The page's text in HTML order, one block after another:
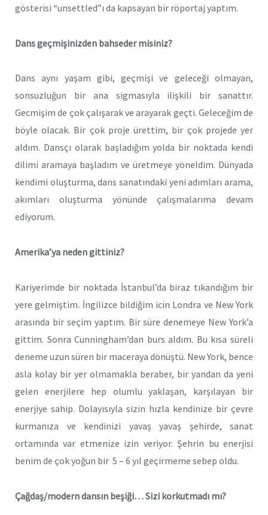
gösterisi “unsettled”ı da kapsayan bir röportaj yaptım.
Dans geçmişinizden bahseder misiniz?
Dans aynı yaşam gibi, geçmişi ve geleceği olmayan,
sonsuzluğun bir ana sigmasıyla ilişkili bir sanattır.
Gecmişim de çok çalışarak ve arayarak geçti. Geleceğim de
böyle olacak. Bir çok proje ürettim, bir çok projede yer
aldım. Dansçı olarak başladığım yolda bir noktada kendi
dilimi aramaya başladım ve üretmeye yöneldim. Dünyada
kendimi oluşturma, dans sanatındaki yeni adımları arama,
akımları oluşturma yönünde çalışmalarıma devam
ediyorum.
Amerika’ya neden gittiniz?
Kariyerimde bir noktada İstanbul’da biraz tıkandığım bir
yere gelmiştim. İngilizce bildiğim icin Londra ve New York
arasında bir seçim yaptım. Bir süre denemeye New York’a
gittim. Sonra Cunningham’dan burs aldım. Bu kısa süreli
deneme uzun süren bir maceraya dönüştü. New York, bence
asla kolay bir yer olmamakla beraber, bir yandan da yeni
gelen enerjilere hep olumlu yaklaşan, karşılayan bir
enerjiye sahip. Dolayısıyla sizin hızla kendinize bir çevre
kurmanıza ve kendinizi yavaş yavaş şehirde, sanat
ortamında var etmenize izin veriyor. Şehrin bu enerjisi
benim de çok yoğun bir 5 – 6 yıl geçirmeme sebep oldu.
Çağdaş/modern dansın beşiği… Sizi korkutmadı mı?